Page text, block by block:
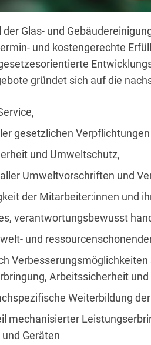
Glas- und
und kostengerechte
gründet sich auf die
gesetzlichen
und Umweltschutz,
Umweltvorschriften und
der Mitarbeiter:innen und
verantwortungsbewusst
und
Arbeitssicherheit
Weiterbildung
mechanisierter
Geräten